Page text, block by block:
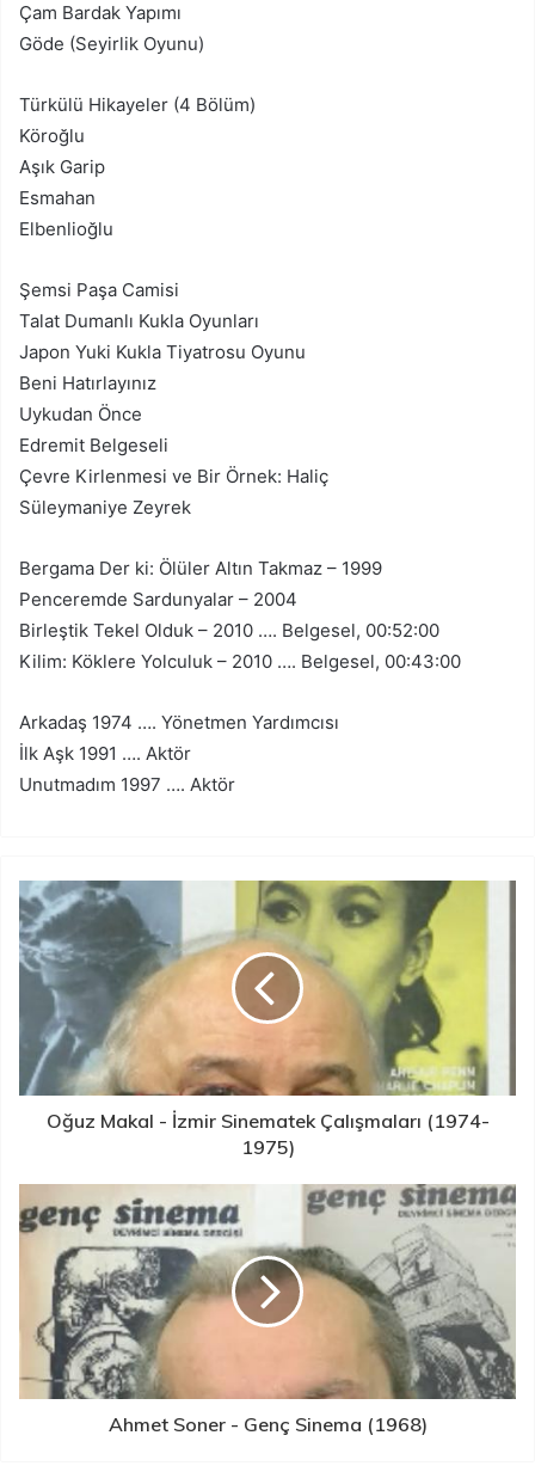
Çam Bardak Yapımı
Göde (Seyirlik Oyunu)
Türkülü Hikayeler (4 Bölüm)
Köroğlu
Aşık Garip
Esmahan
Elbenlioğlu
Şemsi Paşa Camisi
Talat Dumanlı Kukla Oyunları
Japon Yuki Kukla Tiyatrosu Oyunu
Beni Hatırlayınız
Uykudan Önce
Edremit Belgeseli
Çevre Kirlenmesi ve Bir Örnek: Haliç
Süleymaniye Zeyrek
Bergama Der ki: Ölüler Altın Takmaz – 1999
Penceremde Sardunyalar – 2004
Birleştik Tekel Olduk – 2010 …. Belgesel, 00:52:00
Kilim: Köklere Yolculuk – 2010 …. Belgesel, 00:43:00
Arkadaş 1974 …. Yönetmen Yardımcısı
İlk Aşk 1991 …. Aktör
Unutmadım 1997 …. Aktör
Oğuz Makal - İzmir Sinematek Çalışmaları (1974-
1975)
Ahmet Soner - Genç Sinema (1968)